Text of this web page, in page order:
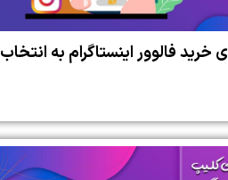
فالوور اینستاگرام به انتخاب